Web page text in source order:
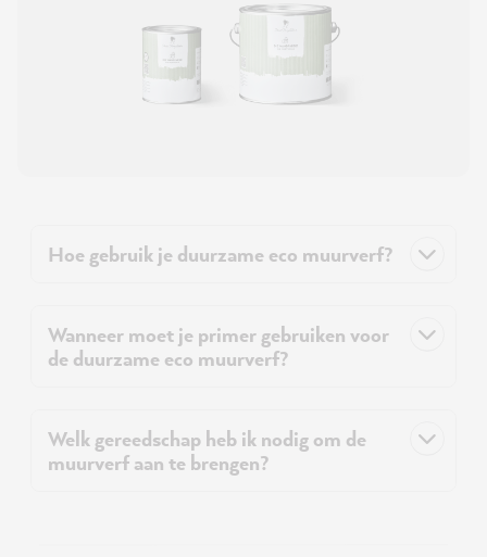
Hoe gebruik je duurzame eco muurverf?
Wanneer moet je primer gebruiken voor
de duurzame eco muurverf?
Welk gereedschap heb ik nodig om de
muurverf aan te brengen?